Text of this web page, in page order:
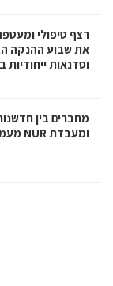
רצף טיפולי
את שבוע ההנקה
וסדנאות
מחברים בין
ומעבדת NUR מעמיקות את שיתוף הפעולה